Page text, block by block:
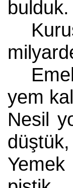
bulduk.
yem
Nesil
düştük,